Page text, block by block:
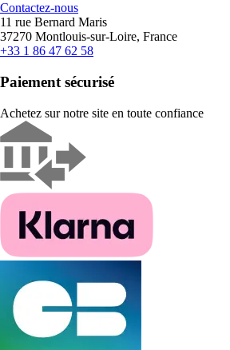
Contactez-nous
11 rue Bernard Maris
37270 Montlouis-sur-Loire, France
+33 1 86 47 62 58
Paiement sécurisé
Achetez sur notre site en toute confiance